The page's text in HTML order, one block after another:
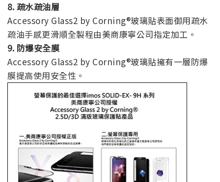
8. 疏水疏油層
Accessory Glass2 by Corning®玻璃貼表面御用疏水
疏油手感更滑順全製程由美商康寧公司指定加工。
9. 防爆安全膜
Accessory Glass2 by Corning®玻璃貼擁有一層防爆
膜提高使用安全性。